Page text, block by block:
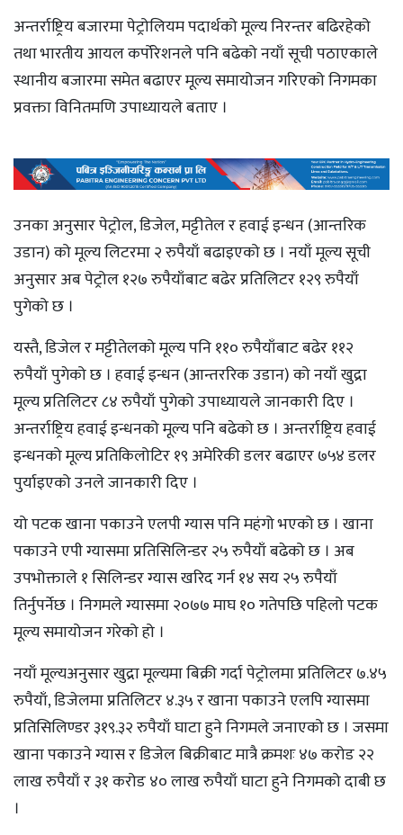
अन्तर्राष्ट्रिय बजारमा पेट्रोलियम पदार्थको मूल्य निरन्तर बढिरहेको
तथा भारतीय आयल कर्पोरेशनले पनि बढेको नयाँ सूची पठाएकाले
स्थानीय बजारमा समेत बढाएर मूल्य समायोजन गरिएको निगमका
प्रवक्ता विनितमणि उपाध्यायले बताए ।
उनका अनुसार पेट्रोल, डिजेल, मट्टीतेल र हवाई इन्धन (आन्तरिक
उडान) को मूल्य लिटरमा २ रुपैयाँ बढाइएको छ । नयाँ मूल्य सूची
अनुसार अब पेट्रोल १२७ रुपैयाँबाट बढेर प्रतिलिटर १२९ रुपैयाँ
पुगेको छ ।
यस्तै, डिजेल र मट्टीतेलको मूल्य पनि ११० रुपैयाँबाट बढेर ११२
रुपैयाँ पुगेको छ । हवाई इन्धन (आन्तररिक उडान) को नयाँ खुद्रा
मूल्य प्रतिलिटर ८४ रुपैयाँ पुगेको उपाध्यायले जानकारी दिए ।
अन्तर्राष्ट्रिय हवाई इन्धनको मूल्य पनि बढेको छ । अन्तर्राष्ट्रिय हवाई
इन्धनको मूल्य प्रतिकिलोटिर १९ अमेरिकी डलर बढाएर ७५४ डलर
पुर्याइएको उनले जानकारी दिए ।
यो पटक खाना पकाउने एलपी ग्यास पनि महंगो भएको छ । खाना
पकाउने एपी ग्यासमा प्रतिसिलिन्डर २५ रुपैयाँ बढेको छ । अब
उपभोक्ताले १ सिलिन्डर ग्यास खरिद गर्न १४ सय २५ रुपैयाँ
तिर्नुपर्नेछ । निगमले ग्यासमा २०७७ माघ १० गतेपछि पहिलो पटक
मूल्य समायोजन गरेको हो ।
नयाँ मूल्यअनुसार खुद्रा मूल्यमा बिक्री गर्दा पेट्रोलमा प्रतिलिटर ७.४५
रुपैयाँ, डिजेलमा प्रतिलिटर ४.३५ र खाना पकाउने एलपि ग्यासमा
प्रतिसिलिण्डर ३१९.३२ रुपैयाँ घाटा हुने निगमले जनाएको छ । जसमा
खाना पकाउने ग्यास र डिजेल बिक्रीबाट मात्रै क्रमशः ४७ करोड २२
लाख रुपैयाँ र ३१ करोड ४० लाख रुपैयाँ घाटा हुने निगमको दाबी छ
।